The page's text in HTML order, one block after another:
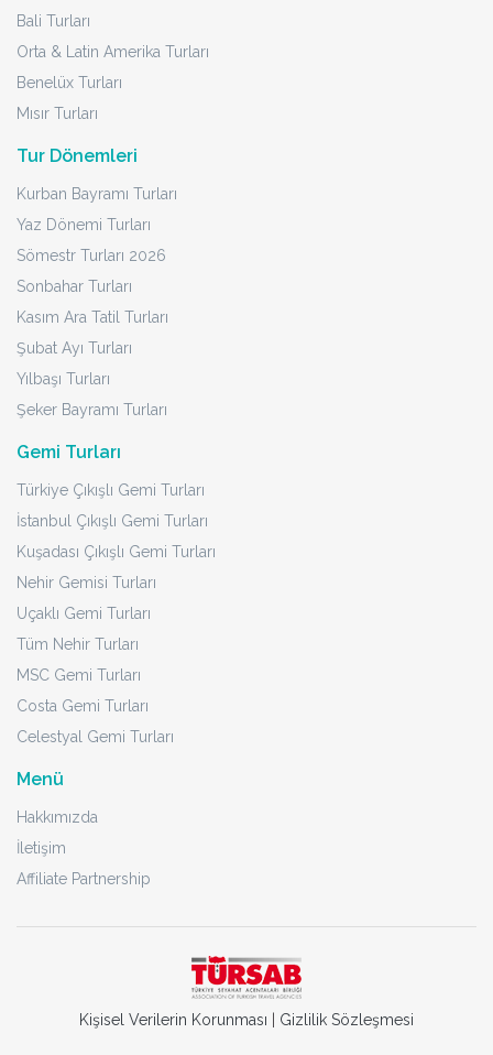
Bali Turları
Orta & Latin Amerika Turları
Benelüx Turları
Mısır Turları
Tur Dönemleri
Kurban Bayramı Turları
Yaz Dönemi Turları
Sömestr Turları 2026
Sonbahar Turları
Kasım Ara Tatil Turları
Şubat Ayı Turları
Yılbaşı Turları
Şeker Bayramı Turları
Gemi Turları
Türkiye Çıkışlı Gemi Turları
İstanbul Çıkışlı Gemi Turları
Kuşadası Çıkışlı Gemi Turları
Nehir Gemisi Turları
Uçaklı Gemi Turları
Tüm Nehir Turları
MSC Gemi Turları
Costa Gemi Turları
Celestyal Gemi Turları
Menü
Hakkımızda
İletişim
Affiliate Partnership
Kişisel Verilerin Korunması Gizlilik Sözleşmesi